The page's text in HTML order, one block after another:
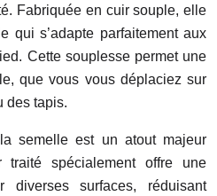
Fabriquée en cuir souple, elle
qui s’adapte parfaitement aux
Cette souplesse permet une
que vous vous déplaciez sur
des tapis.
semelle est un atout majeur
spécialement offre une
diverses surfaces, réduisant